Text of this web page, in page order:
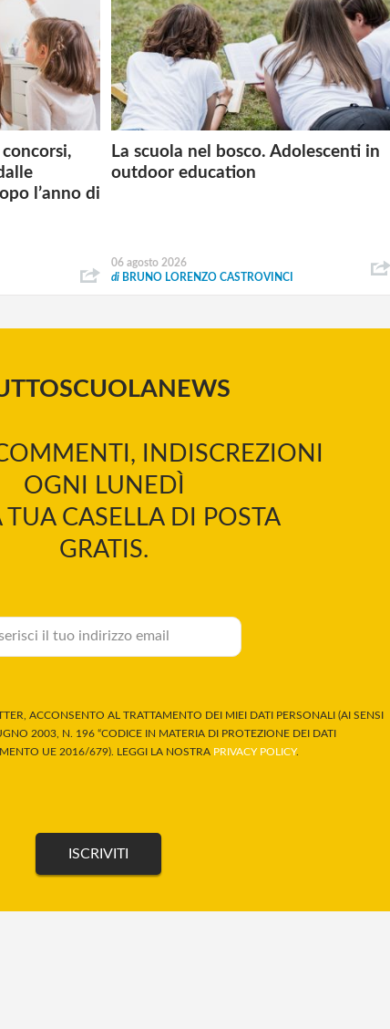
l’anno di
La scuola nel bosco. Adolescenti in
outdoor education
06 agosto 2026
di BRUNO LORENZO CASTROVINCI
INDISCREZIONI
OGNI LUNEDÌ
TUA CASELLA DI POSTA
GRATIS.
ACCONSENTO AL TRATTAMENTO DEI MIEI DATI PERSONALI (AI SENSI
2003, N. 196 “CODICE IN MATERIA DI PROTEZIONE DEI DATI
UE 2016/679). LEGGI LA NOSTRA PRIVACY POLICY.